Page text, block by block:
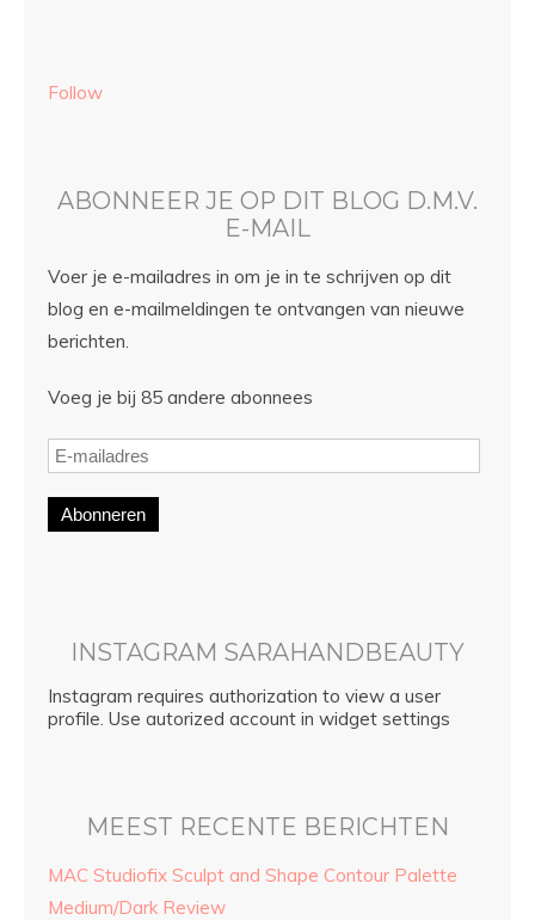
Follow
ABONNEER JE OP DIT BLOG D.M.V.
E-MAIL
Voer je e-mailadres in om je in te schrijven op dit
blog en e-mailmeldingen te ontvangen van nieuwe
berichten.
Voeg je bij 85 andere abonnees
Abonneren
INSTAGRAM SARAHANDBEAUTY
Instagram requires authorization to view a user
profile. Use autorized account in widget settings
MEEST RECENTE BERICHTEN
MAC Studiofix Sculpt and Shape Contour Palette
Medium/Dark Review